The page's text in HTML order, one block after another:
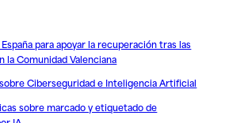
para apoyar la recuperación tras las
la Comunidad Valenciana
Ciberseguridad e Inteligencia Artificial
sobre marcado y etiquetado de